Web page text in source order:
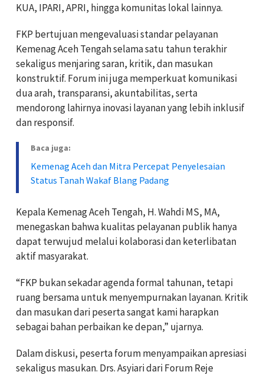
KUA, IPARI, APRI, hingga komunitas lokal lainnya.
FKP bertujuan mengevaluasi standar pelayanan
Kemenag Aceh Tengah selama satu tahun terakhir
sekaligus menjaring saran, kritik, dan masukan
konstruktif. Forum ini juga memperkuat komunikasi
dua arah, transparansi, akuntabilitas, serta
mendorong lahirnya inovasi layanan yang lebih inklusif
dan responsif.
Baca juga:
Kemenag Aceh dan Mitra Percepat Penyelesaian
Status Tanah Wakaf Blang Padang
Kepala Kemenag Aceh Tengah, H. Wahdi MS, MA,
menegaskan bahwa kualitas pelayanan publik hanya
dapat terwujud melalui kolaborasi dan keterlibatan
aktif masyarakat.
“FKP bukan sekadar agenda formal tahunan, tetapi
ruang bersama untuk menyempurnakan layanan. Kritik
dan masukan dari peserta sangat kami harapkan
sebagai bahan perbaikan ke depan,” ujarnya.
Dalam diskusi, peserta forum menyampaikan apresiasi
sekaligus masukan. Drs. Asyiari dari Forum Reje